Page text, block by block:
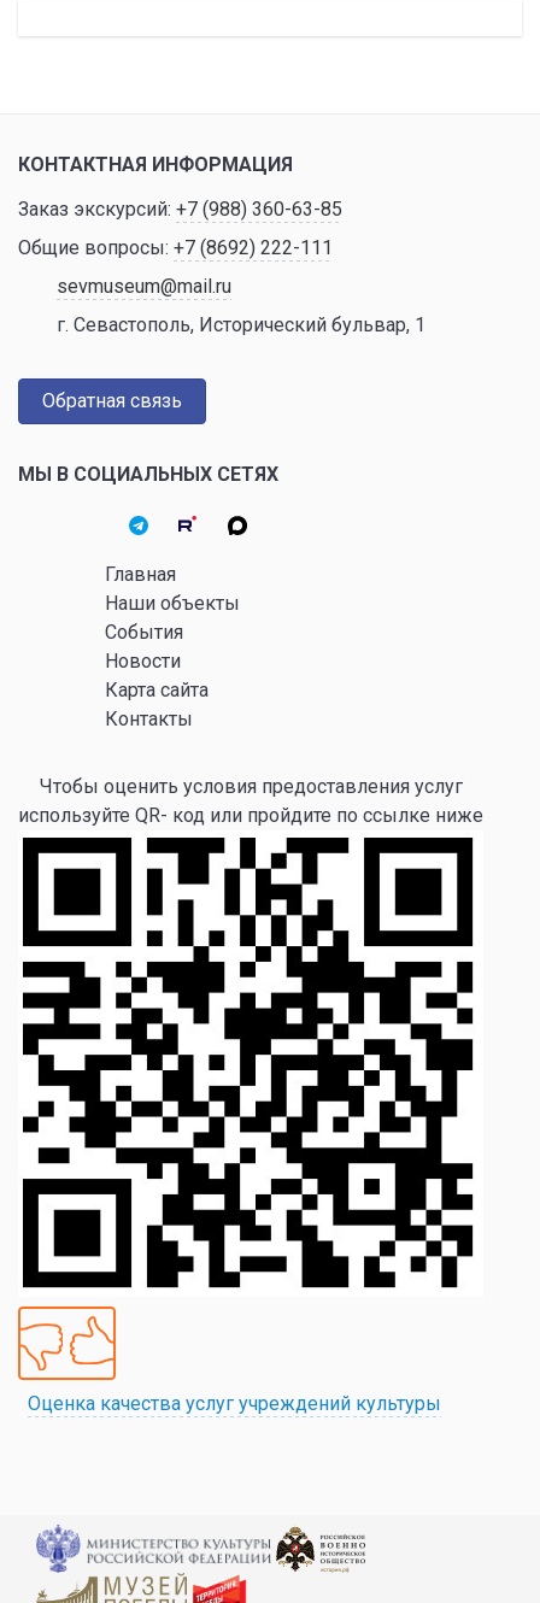
КОНТАКТНАЯ ИНФОРМАЦИЯ
Заказ экскурсий: +7 (988) 360-63-85
Общие вопросы: +7 (8692) 222-111
sevmuseum@mail.ru
г. Севастополь, Исторический бульвар, 1
Обратная связь
МЫ В СОЦИАЛЬНЫХ СЕТЯХ
Главная
Наши объекты
События
Новости
Карта сайта
Контакты
Чтобы оценить условия предоставления услуг
используйте QR- код или пройдите по ссылке ниже
Оценка качества услуг учреждений культуры